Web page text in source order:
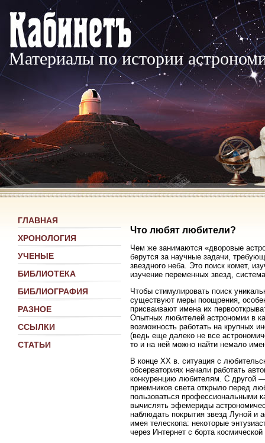
Материалы по истории
ГЛАВНАЯ
ХРОНОЛОГИЯ
УЧЕНЫЕ
БИБЛИОТЕКА
БИБЛИОГРАФИЯ
РАЗНОЕ
ССЫЛКИ
СТАТЬИ
Что любят любители?
Чем же занимаются «дворовые
берутся за научные задачи,
звездного неба. Это поиск комет,
изучение переменных звезд,
Чтобы стимулировать поиск
существуют меры поощрения,
присваивают имена их
Опытных любителей астрономии в
возможность работать на крупных
(ведь еще далеко не все
то и на ней можно найти немало
В конце XX в. ситуация с
обсерваториях начали работать
конкуренцию любителям. С другой
приемников света открыло перед
пользоваться профессиональными
вычислять эфемериды
наблюдать покрытия звезд Луной и
имея телескопа: некоторые
через Интернет с борта